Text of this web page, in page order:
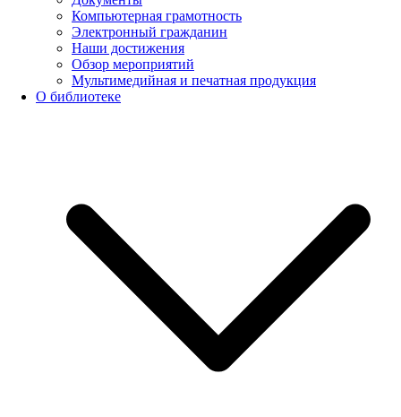
Компьютерная грамотность
Электронный гражданин
Наши достижения
Обзор мероприятий
Мультимедийная и печатная продукция
О библиотеке